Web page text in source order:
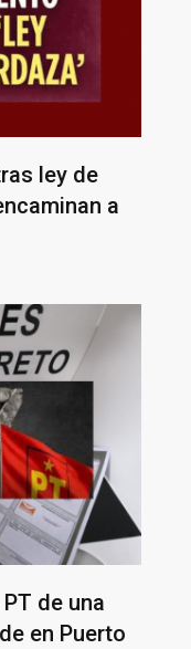
ley de
a
de una
en Puerto